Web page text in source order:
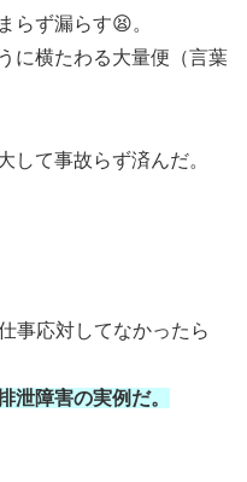
らず漏らす😫。
に横たわる大量便（言葉
して事故らず済んだ。
事応対してなかったら
泄障害の実例だ。